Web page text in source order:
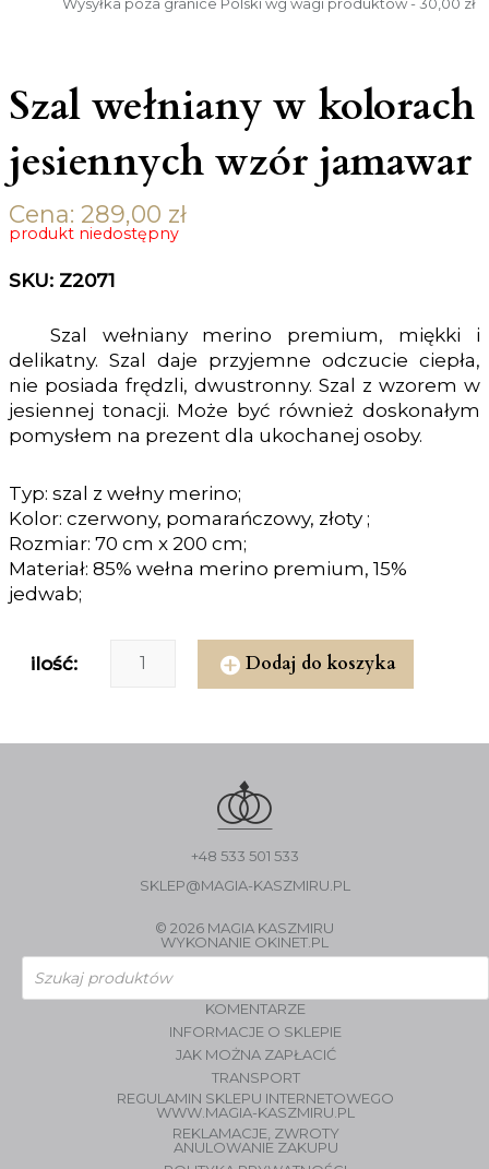
Szal wełniany w kolorach
jesiennych wzór jamawar
Cena: 289,00 zł
produkt niedostępny
SKU: Z2071
Szal wełniany merino premium, miękki i
delikatny. Szal daje przyjemne odczucie ciepła,
nie posiada frędzli, dwustronny. Szal z wzorem w
jesiennej tonacji. Może być również doskonałym
pomysłem na prezent dla ukochanej osoby.
Typ: szal z wełny merino;
Kolor: czerwony, pomarańczowy, złoty ;
Rozmiar: 70 cm x 200 cm;
Materiał: 85% wełna merino premium, 15%
jedwab;
ilość: Dodaj do koszyka
+48 533 501 533
SKLEP@MAGIA-KASZMIRU.PL
© 2026 MAGIA KASZMIRU
WYKONANIE OKINET.PL
Wyszukiwarka
produktów
KOMENTARZE
INFORMACJE O SKLEPIE
JAK MOŻNA ZAPŁACIĆ
TRANSPORT
REGULAMIN SKLEPU INTERNETOWEGO
WWW.MAGIA-KASZMIRU.PL
REKLAMACJE, ZWROTY
ANULOWANIE ZAKUPU